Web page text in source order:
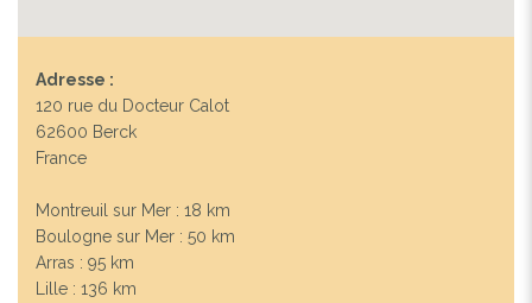
Adresse :
120 rue du Docteur Calot
62600 Berck
France
Montreuil sur Mer : 18 km
Boulogne sur Mer : 50 km
Arras : 95 km
Lille : 136 km